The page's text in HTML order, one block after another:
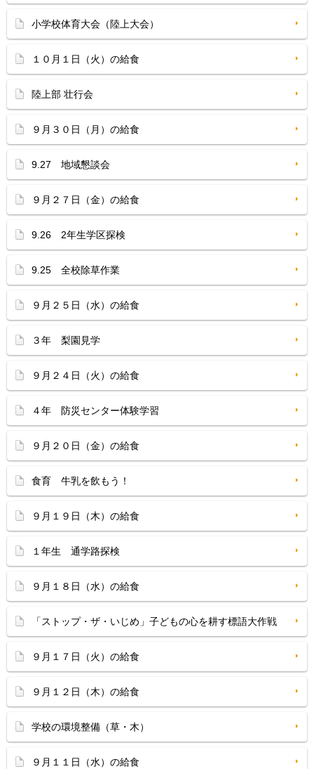
小学校体育大会（陸上大会）
１０月１日（火）の給食
陸上部 壮行会
９月３０日（月）の給食
9.27 地域懇談会
９月２７日（金）の給食
9.26 2年生学区探検
9.25 全校除草作業
９月２５日（水）の給食
３年 梨園見学
９月２４日（火）の給食
４年 防災センター体験学習
９月２０日（金）の給食
食育 牛乳を飲もう！
９月１９日（木）の給食
１年生 通学路探検
９月１８日（水）の給食
「ストップ・ザ・いじめ」子どもの心を耕す標語大作戦
９月１７日（火）の給食
９月１２日（木）の給食
学校の環境整備（草・木）
９月１１日（水）の給食